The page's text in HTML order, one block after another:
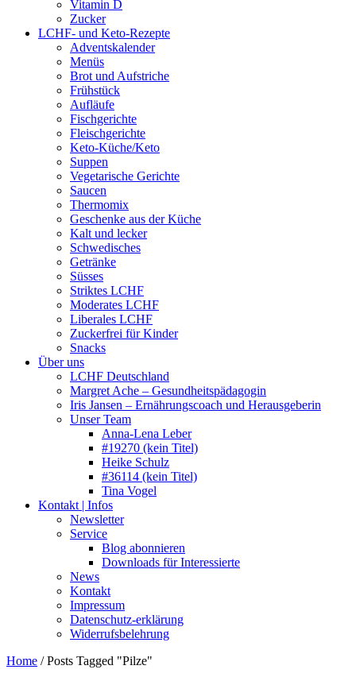
Vitamin D
Zucker
LCHF- und Keto-Rezepte
Adventskalender
Menüs
Brot und Aufstriche
Frühstück
Aufläufe
Fischgerichte
Fleischgerichte
Keto-Küche/Keto
Suppen
Vegetarische Gerichte
Saucen
Thermomix
Geschenke aus der Küche
Kalt und lecker
Schwedisches
Getränke
Süsses
Striktes LCHF
Moderates LCHF
Liberales LCHF
Zuckerfrei für Kinder
Snacks
Über uns
LCHF Deutschland
Margret Ache – Gesundheitspädagogin
Iris Jansen – Ernährungscoach und Herausgeberin
Unser Team
Anna-Lena Leber
#19270 (kein Titel)
Heike Schulz
#36114 (kein Titel)
Tina Vogel
Kontakt | Infos
Newsletter
Service
Blog abonnieren
Downloads für Interessierte
News
Kontakt
Impressum
Datenschutz-erklärung
Widerrufsbelehrung
Home /Posts Tagged "Pilze"